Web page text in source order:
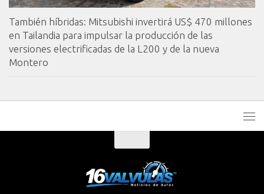
También híbridas: Mitsubishi invertirá US$ 470 millones
en Tailandia para impulsar la producción de las
versiones electrificadas de la L200 y de la nueva
Montero